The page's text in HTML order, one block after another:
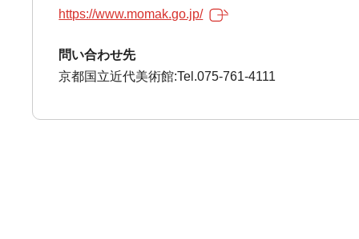
https://www.momak.go.jp/
問い合わせ先
京都国立近代美術館:Tel.075-761-4111